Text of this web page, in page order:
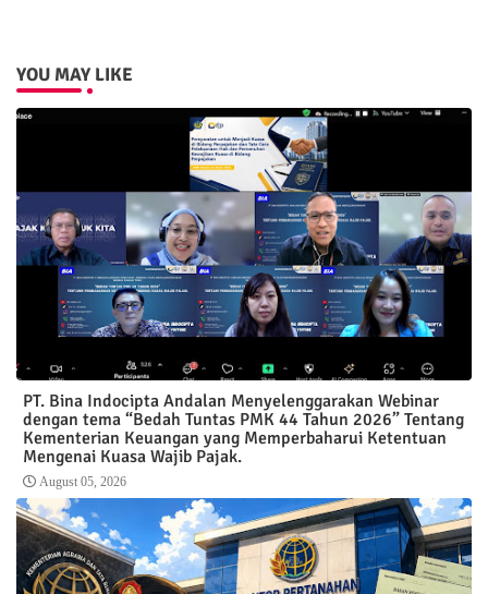
YOU MAY LIKE
PT. Bina Indocipta Andalan Menyelenggarakan Webinar
dengan tema “Bedah Tuntas PMK 44 Tahun 2026” Tentang
Kementerian Keuangan yang Memperbaharui Ketentuan
Mengenai Kuasa Wajib Pajak.
August 05, 2026